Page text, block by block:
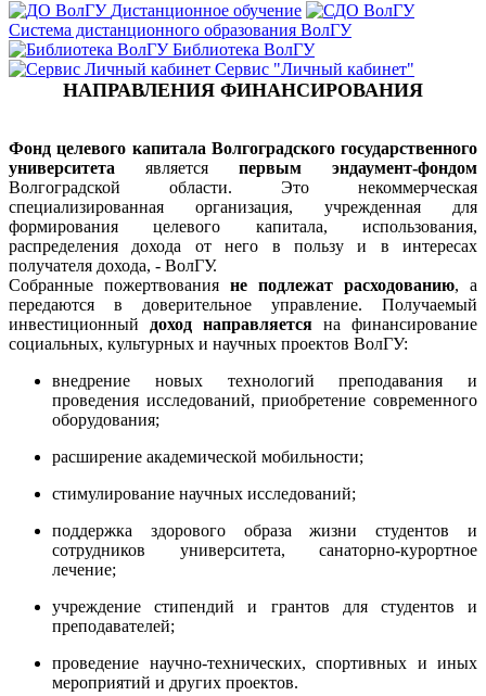
Дистанционное обучение
Система дистанционного образования ВолГУ
Библиотека ВолГУ
Сервис "Личный кабинет"
НАПРАВЛЕНИЯ ФИНАНСИРОВАНИЯ
Фонд целевого капитала Волгоградского государственного
университета
является первым
эндаумент-фондом
Волгоградской области. Это некоммерческая
специализированная организация, учрежденная для
формирования целевого капитала, использования,
распределения дохода от него в пользу и в интересах
получателя дохода, - ВолГУ.
Собранные пожертвования не подлежат расходованию, а
передаются в доверительное управление. Получаемый
инвестиционный доход направляется на финансирование
социальных, культурных и научных проектов ВолГУ:
внедрение новых технологий преподавания и
проведения исследований, приобретение современного
оборудования;
расширение академической мобильности;
стимулирование научных исследований;
поддержка здорового образа жизни студентов и
сотрудников университета, санаторно-курортное
лечение;
учреждение стипендий и грантов для студентов и
преподавателей;
проведение научно-технических, спортивных и иных
мероприятий и других проектов.